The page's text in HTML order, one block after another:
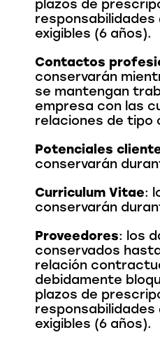
plazos de
exigibles (6 años).
Contactos
conservarán
se mantengan
empresa con las
relaciones de tipo
Potenciales
conservarán
Curriculum Vitae:
conservarán
Proveedores: los
conservados
relación
debidamente
plazos de
exigibles (6 años).